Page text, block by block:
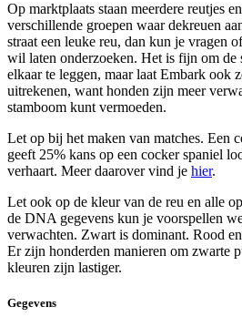
Op marktplaats staan meerdere reutjes
verschillende groepen waar dekreuen
straat een leuke reu, dan kun je vragen
wil laten onderzoeken. Het is fijn om de
elkaar te leggen, maar laat Embark ook
uitrekenen, want honden zijn meer
stamboom kunt vermoeden.
Let op bij het maken van matches. Een
geeft 25% kans op een cocker spaniel
verhaart. Meer daarover vind je hier.
Let ook op de kleur van de reu en alle
de DNA gegevens kun je voorspellen
verwachten. Zwart is dominant. Rood
Er zijn honderden manieren om zwarte
kleuren zijn lastiger.
Gegevens